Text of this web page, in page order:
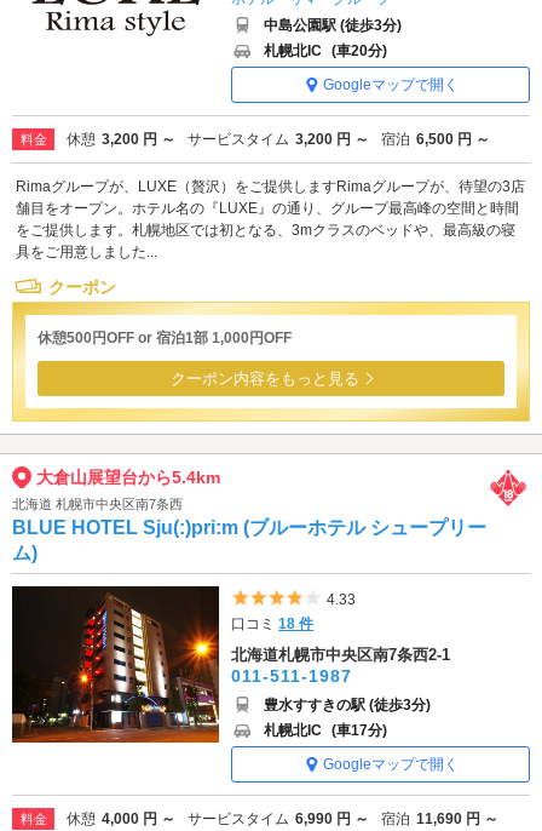
中島公園駅 (徒歩3分)
札幌北IC (車20分)
Googleマップで開く
料金 休憩 3,200 円 ～ サービスタイム 3,200 円 ～ 宿泊 6,500 円 ～
Rimaグループが、LUXE（贅沢）をご提供しますRimaグループが、待望の3店
舗目をオープン。ホテル名の『LUXE』の通り、グループ最高峰の空間と時間
をご提供します。札幌地区では初となる、3mクラスのベッドや、最高級の寝
具をご用意しました...
クーポン
休憩500円OFF or 宿泊1部 1,000円OFF
クーポン内容をもっと見る
大倉山展望台から5.4km
北海道 札幌市中央区南7条西
BLUE HOTEL Sju(:)pri:m (ブルーホテル シュープリー
ム)
5つ星のうち4
4.33
口コミ18 件
北海道札幌市中央区南7条西2-1
011-511-1987
豊水すすきの駅 (徒歩3分)
札幌北IC (車17分)
Googleマップで開く
料金 休憩 4,000 円 ～ サービスタイム 6,990 円 ～ 宿泊 11,690 円 ～